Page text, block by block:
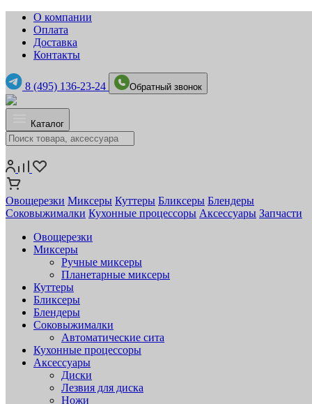
О компании
Оплата
Доставка
Контакты
8 (495) 136-23-24 Обратный звонок
Каталог
Овощерезки Миксеры Куттеры Бликсеры Блендеры
Соковыжималки Кухонные процессоры Аксессуары Запчасти
Овощерезки
Миксеры
Ручные миксеры
Планетарные миксеры
Куттеры
Бликсеры
Блендеры
Соковыжималки
Автоматические сита
Кухонные процессоры
Аксессуары
Диски
Лезвия для диска
Ножи